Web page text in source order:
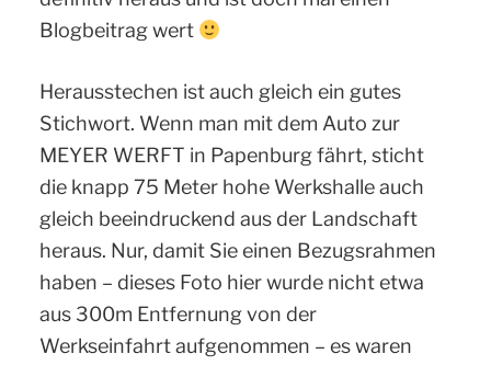
Blogbeitrag wert
Herausstechen ist auch gleich ein gutes
Stichwort. Wenn man mit dem Auto zur
MEYER WERFT in Papenburg fährt, sticht
die knapp 75 Meter hohe Werkshalle auch
gleich beeindruckend aus der Landschaft
heraus. Nur, damit Sie einen Bezugsrahmen
haben – dieses Foto hier wurde nicht etwa
aus 300m Entfernung von der
Werkseinfahrt aufgenommen – es waren